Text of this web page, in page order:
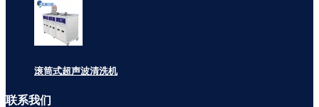
滚筒式超声波清洗机
联系我们